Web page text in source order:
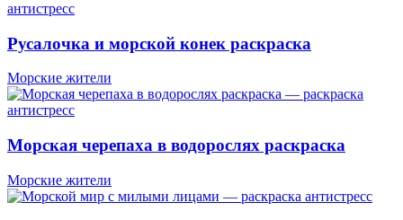
Русалочка и морской конек раскраска
Морские жители
Морская черепаха в водорослях раскраска
Морские жители